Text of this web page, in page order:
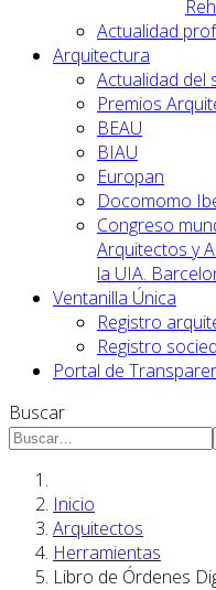
Actualidad
Arquitectura
Actualidad del
Premios
BEAU
BIAU
Europan
Docomomo
Congreso
Arquitectos y
la UIA.
Ventanilla Única
Registro
Registro
Portal de
Buscar
Inicio
Arquitectos
Herramientas
Libro de Órdenes